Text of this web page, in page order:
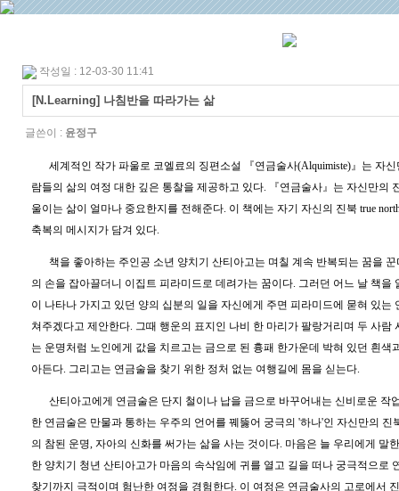
작성일 : 12-03-30 11:41
[N.Learning] 나침반을 따라가는 삶
글쓴이 : 윤정구
세계적인 작가 파울로 코엘료의 징편소설 『연금술사(Alquimiste)』 는 자
람들의 삶의 여정 대한 깊은 통찰을 제공하고 있다. 『연금술사』 는 자신만의
울이는 삶이 얼마나 중요한지를 전해준다. 이 책에는 자기 자신의 진북 true
축복의 메시지가 담겨 있다.
책을 좋아하는 주인공 소년 양치기 산티아고는 며칠 계속 반복되는 꿈을 꾼
의 손을 잡아끌더니 이집트 피라미드로 데려가는 꿈이다. 그러던 어느 날 책을
이 나타나 가지고 있던 양의 십분의 일을 자신에게 주면 피라미드에 묻혀 있는
쳐주겠다고 제안한다. 그때 행운의 표지인 나비 한 마리가 팔랑거리며 두 사람
는 운명처럼 노인에게 값을 치르고는 금으로 된 흉패 한가운데 박혀 있던 흰색
아든다. 그리고는 연금술을 찾기 위한 정처 없는 여행길에 몸을 싣는다.
산티아고에게 연금술은 단지 철이나 납을 금으로 바꾸어내는 신비로운 작
한 연금술은 만물과 통하는 우주의 언어를 꿰뚫어 궁극의 '하나'인 자신만의 진
의 참된 운명, 자아의 신화를 써가는 삶을 사는 것이다. 마음은 늘 우리에게 말
한 양치기 청년 산티아고가 마음의 속삭임에 귀를 열고 길을 떠나 궁극적으로
찾기까지 극적이며 험난한 여정을 경험한다. 이 여정은 연금술사의 고로에서